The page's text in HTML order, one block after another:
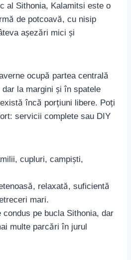
al Sithonia, Kalamitsi este o
de potcoavă, cu nisip
așezări mici și
ocupă partea centrală
la margini și în spatele
încă porțiuni libere. Poți
servicii complete sau DIY
cupluri, campiști,
relaxată, suficientă
mari.
condus pe bucla Sithonia, dar
multe parcări în jurul